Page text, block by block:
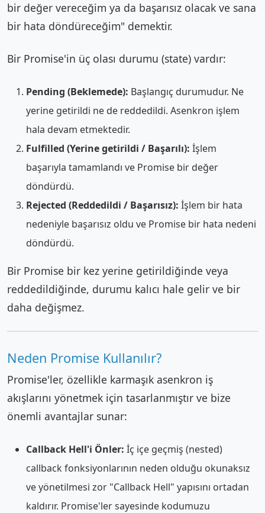
bir değer vereceğim ya da başarısız olacak ve sana
bir hata döndüreceğim" demektir.
Bir Promise'in üç olası durumu (state) vardır:
Pending (Beklemede): Başlangıç durumudur. Ne
yerine getirildi ne de reddedildi. Asenkron işlem
hala devam etmektedir.
Fulfilled (Yerine getirildi / Başarılı): İşlem
başarıyla tamamlandı ve Promise bir değer
döndürdü.
Rejected (Reddedildi / Başarısız): İşlem bir hata
nedeniyle başarısız oldu ve Promise bir hata nedeni
döndürdü.
Bir Promise bir kez yerine getirildiğinde veya
reddedildiğinde, durumu kalıcı hale gelir ve bir
daha değişmez.
Neden Promise Kullanılır?
Promise'ler, özellikle karmaşık asenkron iş
akışlarını yönetmek için tasarlanmıştır ve bize
önemli avantajlar sunar:
Callback Hell'i Önler: İç içe geçmiş (nested)
callback fonksiyonlarının neden olduğu okunaksız
ve yönetilmesi zor "Callback Hell" yapısını ortadan
kaldırır. Promise'ler sayesinde kodumuzu